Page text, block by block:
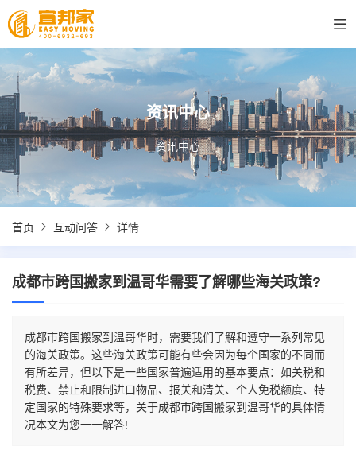
资讯中心
资讯中心
首页 互动问答 详情
成都市跨国搬家到温哥华需要了解哪些海关政策?
成都市跨国搬家到温哥华时，需要我们了解和遵守一系列常见
的海关政策。这些海关政策可能有些会因为每个国家的不同而
有所差异，但以下是一些国家普遍适用的基本要点：如关税和
税费、禁止和限制进口物品、报关和清关、个人免税额度、特
定国家的特殊要求等，关于成都市跨国搬家到温哥华的具体情
况本文为您一一解答!